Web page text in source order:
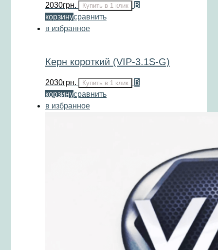
2030грн. Купить в 1 клик
В
корзинусравнить
в избранное
Керн короткий (VIP-3.1S-G)
2030грн. Купить в 1 клик
В
корзинусравнить
в избранное